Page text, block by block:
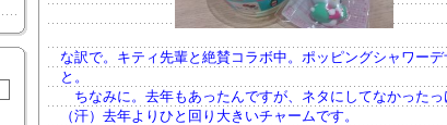
な訳で。キティ先輩と絶賛コラボ中。ポッピングシャワーデ
と。
ちなみに。去年もあったんですが、ネタにしてなかったっ
（汗）去年よりひと回り大きいチャームです。